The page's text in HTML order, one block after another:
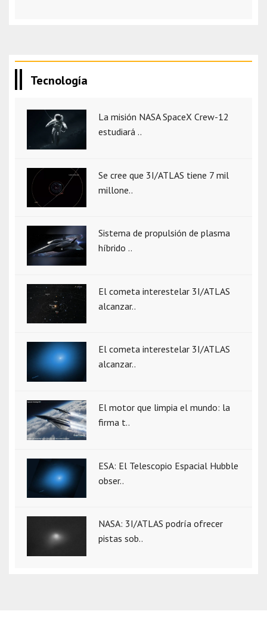
Tecnología
La misión NASA SpaceX Crew-12
estudiará ..
Se cree que 3I/ATLAS tiene 7 mil
millone..
Sistema de propulsión de plasma
híbrido ..
El cometa interestelar 3I/ATLAS
alcanzar..
El cometa interestelar 3I/ATLAS
alcanzar..
El motor que limpia el mundo: la
firma t..
ESA: El Telescopio Espacial Hubble
obser..
NASA: 3I/ATLAS podría ofrecer
pistas sob..